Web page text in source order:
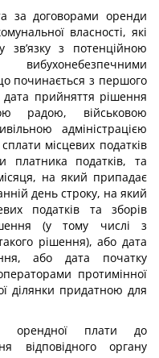
за договорами оренди
власності, які
зв’язку з потенційною
починається з першого
прийняття рішення
радою, військовою
адміністрацією
місцевих податків
платника податків, та
на який припадає
день строку, на який
податків та зборів
(у тому числі з
рішення), або дата
або дата початку
протимінної
ділянки придатною для
орендної плати до
відповідного органу